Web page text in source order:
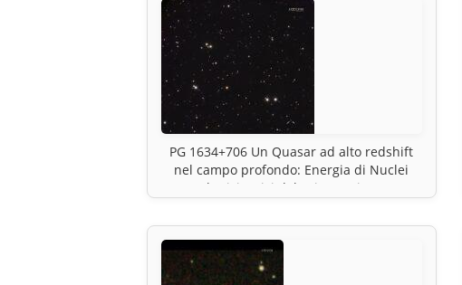
PG 1634+706 Un Quasar ad alto redshift
nel campo profondo: Energia di Nuclei
Galattici Attivi dal primo universo